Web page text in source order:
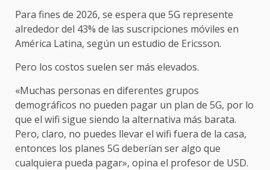
Para fines de 2026, se espera que 5G represente
alrededor del 43% de las suscripciones móviles en
América Latina, según un estudio de Ericsson.
Pero los costos suelen ser más elevados.
«Muchas personas en diferentes grupos
demográficos no pueden pagar un plan de 5G, por lo
que el wifi sigue siendo la alternativa más barata.
Pero, claro, no puedes llevar el wifi fuera de la casa,
entonces los planes 5G deberían ser algo que
cualquiera pueda pagar», opina el profesor de USD.